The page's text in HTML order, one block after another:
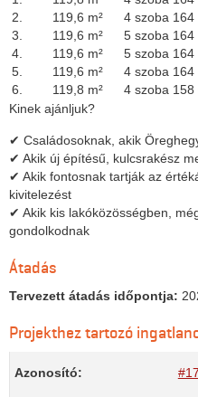
2.
119,6 m² 4 szoba 164
3.
119,6 m² 5 szoba 164
4.
119,6 m² 5 szoba 164
5.
119,6 m² 4 szoba 164
6.
119,8 m² 4 szoba 158
Kinek ajánljuk?
✔ Családosoknak, akik
✔ Akik új építésű, kulcsrakész
✔ Akik fontosnak tartják az
kivitelezést
✔ Akik kis lakóközösségben,
gondolkodnak
Átadás
Tervezett átadás időpontja:
Projekthez tartozó
Azonosító: